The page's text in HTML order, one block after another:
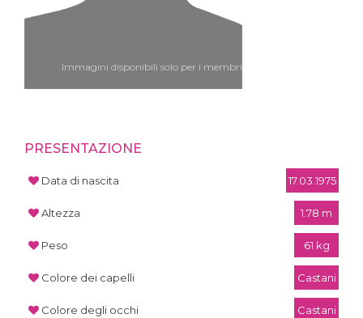
Immagini disponibili solo per i membri
PRESENTAZIONE
Data di nascita 17.03.1975
Altezza 1.78 m
Peso 61 kg
Colore dei capelli Castani
Colore degli occhi Castani